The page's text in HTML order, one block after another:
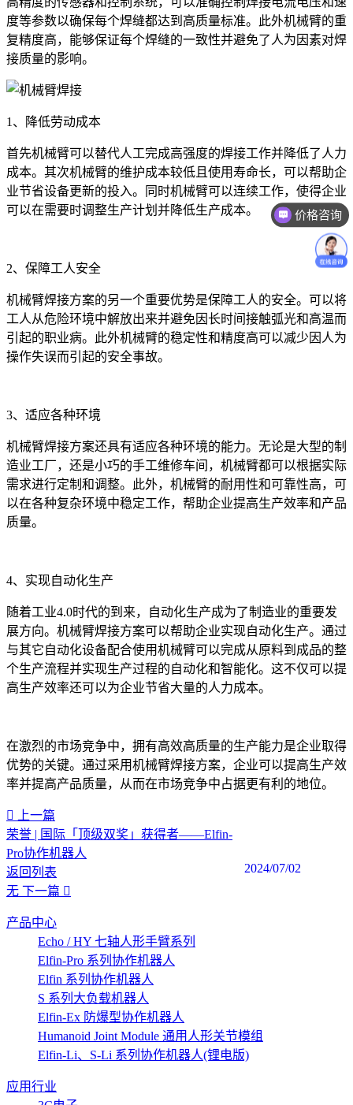
度等参数以确保每个焊缝都达到高质量标准。此外机械臂的重
复精度高，能够保证每个焊缝的一致性并避免了人为因素对焊
接质量的影响。
1、降低劳动成本
首先机械臂可以替代人工完成高强度的焊接工作并降低了人力
成本。其次机械臂的维护成本较低且使用寿命长，可以帮助企
业节省设备更新的投入。同时机械臂可以连续工作，使得企业
可以在需要时调整生产计划并降低生产成本。
2、保障工人安全
机械臂焊接方案的另一个重要优势是保障工人的安全。可以将
工人从危险环境中解放出来并避免因长时间接触弧光和高温而
引起的职业病。此外机械臂的稳定性和精度高可以减少因人为
操作失误而引起的安全事故。
3、适应各种环境
机械臂焊接方案还具有适应各种环境的能力。无论是大型的制
造业工厂，还是小巧的手工维修车间，机械臂都可以根据实际
需求进行定制和调整。此外，机械臂的耐用性和可靠性高，可
以在各种复杂环境中稳定工作，帮助企业提高生产效率和产品
质量。
4、实现自动化生产
随着工业4.0时代的到来，自动化生产成为了制造业的重要发
展方向。机械臂焊接方案可以帮助企业实现自动化生产。通过
与其它自动化设备配合使用机械臂可以完成从原料到成品的整
个生产流程并实现生产过程的自动化和智能化。这不仅可以提
高生产效率还可以为企业节省大量的人力成本。
在激烈的市场竞争中，拥有高效高质量的生产能力是企业取得
优势的关键。通过采用机械臂焊接方案，企业可以提高生产效
率并提高产品质量，从而在市场竞争中占据更有利的地位。‍
上一篇
荣誉 | 国际「顶级双奖」获得者——Elfin-
Pro协作机器人
2024/07/02
返回列表
无 下一篇
产品中心
Echo / HY 七轴人形手臂系列
Elfin-Pro 系列协作机器人
Elfin 系列协作机器人
S 系列大负载机器人
Elfin-Ex 防爆型协作机器人
Humanoid Joint Module 通用人形关节模组
Elfin-Li、S-Li 系列协作机器人(锂电版)
应用行业
价格咨询